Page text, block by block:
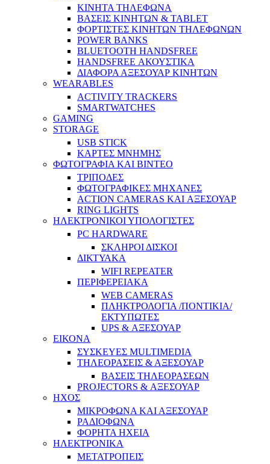
ΚΙΝΗΤΑ ΤΗΛΕΦΩΝΑ
ΒΑΣΕΙΣ ΚΙΝΗΤΩΝ & TABLET
ΦΟΡΤΙΣΤΕΣ ΚΙΝΗΤΩΝ ΤΗΛΕΦΩΝΩΝ
POWER BANKS
BLUETOOTH HANDSFREE
HANDSFREE ΑΚΟΥΣΤΙΚΑ
ΔΙΑΦΟΡΑ ΑΞΕΣΟΥΑΡ ΚΙΝΗΤΩΝ
WEARABLES
ACTIVITY TRACKERS
SMARTWATCHES
GAMING
STORAGE
USB STICK
ΚΑΡΤΕΣ ΜΝΗΜΗΣ
ΦΩΤΟΓΡΑΦΙΑ ΚΑΙ ΒΙΝΤΕΟ
ΤΡΙΠΟΔΕΣ
ΦΩΤΟΓΡΑΦΙΚΕΣ ΜΗΧΑΝΕΣ
ACTION CAMERAS KAI ΑΞΕΣΟΥΑΡ
RING LIGHTS
ΗΛΕΚΤΡΟΝΙΚΟΙ ΥΠΟΛΟΓΙΣΤΕΣ
PC HARDWARE
ΣΚΛΗΡΟΙ ΔΙΣΚΟΙ
ΔΙΚΤΥΑΚΑ
WIFI REPEATER
ΠΕΡΙΦΕΡΕΙΑΚΑ
WEB CAMERAS
ΠΛΗΚΤΡΟΛΟΓΙΑ /ΠΟΝΤΙΚΙΑ/
ΕΚΤΥΠΩΤΕΣ
UPS & ΑΞΕΣΟΥΑΡ
ΕΙΚΟΝΑ
ΣΥΣΚΕΥΕΣ MULTIMEDIA
ΤΗΛΕΟΡΑΣΕΙΣ & ΑΞΕΣΟΥΑΡ
ΒΑΣΕΙΣ ΤΗΛΕΟΡΑΣΕΩΝ
PROJECTORS & ΑΞΕΣΟΥΑΡ
ΗΧΟΣ
ΜΙΚΡΟΦΩΝΑ ΚΑΙ ΑΞΕΣΟΥΑΡ
ΡΑΔΙΟΦΩΝΑ
ΦΟΡΗΤΑ ΗΧΕΙΑ
ΗΛΕΚΤΡΟΝΙΚΑ
ΜΕΤΑΤΡΟΠΕΙΣ